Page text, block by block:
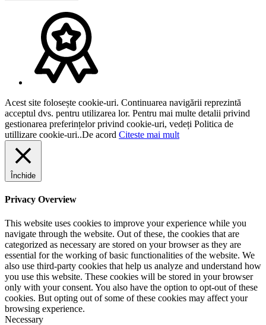
Acest site folosește cookie-uri. Continuarea navigării reprezintă
acceptul dvs. pentru utilizarea lor. Pentru mai multe detalii privind
gestionarea preferințelor privind cookie-uri, vedeți Politica de
utillizare cookie-uri..De acord Citeste mai mult
Închide
Privacy Overview
This website uses cookies to improve your experience while you
navigate through the website. Out of these, the cookies that are
categorized as necessary are stored on your browser as they are
essential for the working of basic functionalities of the website. We
also use third-party cookies that help us analyze and understand how
you use this website. These cookies will be stored in your browser
only with your consent. You also have the option to opt-out of these
cookies. But opting out of some of these cookies may affect your
browsing experience.
Necessary